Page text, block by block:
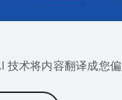
技术将内容翻译成您